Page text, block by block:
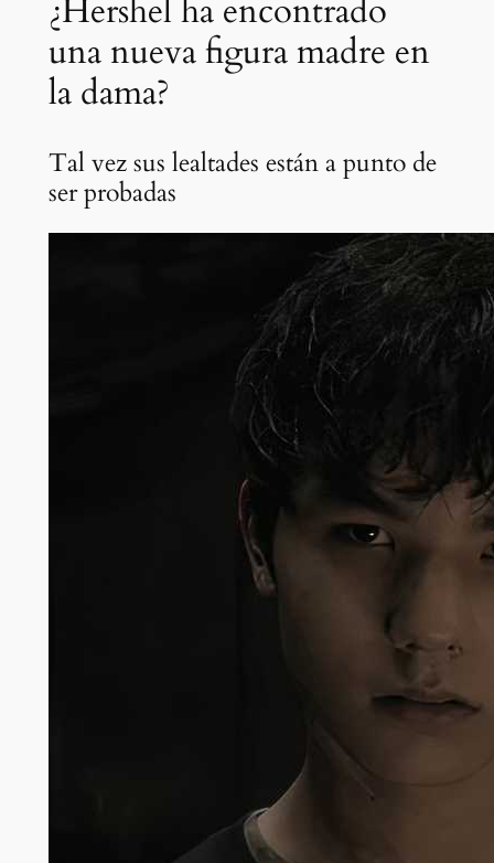
¿Hershel ha encontrado
una nueva figura madre en
la dama?
Tal vez sus lealtades están a punto de
ser probadas